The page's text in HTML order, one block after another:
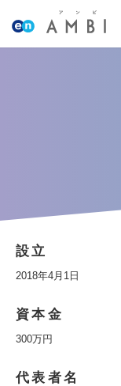
設立
2018年4月1日
資本金
300万円
代表者名